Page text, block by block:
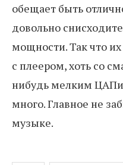
обещает быть
довольно
мощности. Так что
с плеером, хоть со
нибудь мелким
много. Главное не
музыке.